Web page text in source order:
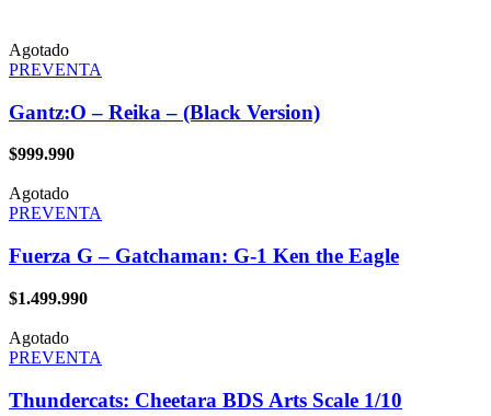
Agotado
PREVENTA
Gantz:O – Reika – (Black Version)
$999.990
Agotado
PREVENTA
Fuerza G – Gatchaman: G-1 Ken the Eagle
$1.499.990
Agotado
PREVENTA
Thundercats: Cheetara BDS Arts Scale 1/10